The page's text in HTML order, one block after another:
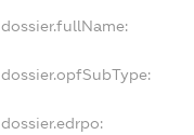
dossier.fullName:
dossier.opfSubType:
dossier.edrpo: